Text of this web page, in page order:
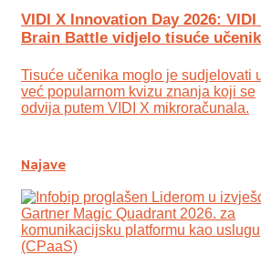
VIDI X Innovation Day 2026: VIDI
Brain Battle vidjelo tisuće
Tisuće učenika moglo je sudjelovati
već popularnom kvizu znanja koji se
odvija putem VIDI X mikroračunala.
Najave